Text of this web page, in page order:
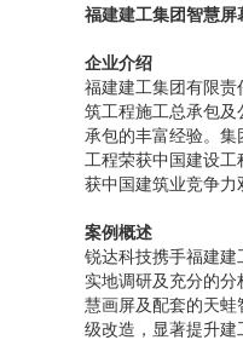
福建建工集团智慧屏
企业介绍
福建建工集团有限
筑工程施工总承包及
承包的丰富经验。
工程荣获中国建设
获中国建筑业竞争力
案例概述
锐达科技携手福建
实地调研及充分的
慧画屏及配套的天
级改造，显著提升建